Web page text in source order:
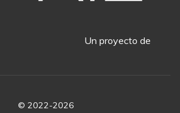
Un proyecto de
© 2022-2026